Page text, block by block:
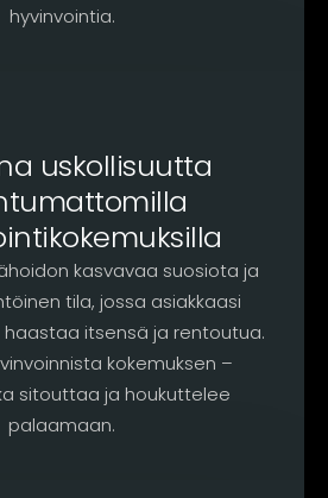
hyvinvointia.
uskollisuutta
kasvavaa suosiota ja
tila, jossa asiakkaasi
itsensä ja rentoutua.
kokemuksen –
sitouttaa ja houkuttelee
palaamaan.